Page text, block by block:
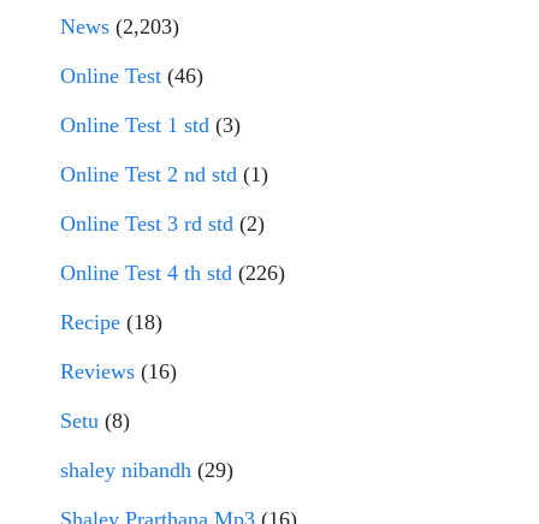
News (2,203)
Online Test (46)
Online Test 1 std (3)
Online Test 2 nd std (1)
Online Test 3 rd std (2)
Online Test 4 th std (226)
Recipe (18)
Reviews (16)
Setu (8)
shaley nibandh (29)